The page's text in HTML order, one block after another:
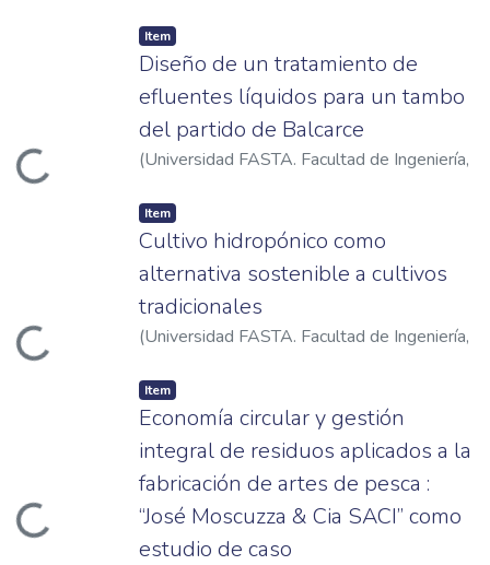
Item
Diseño de un tratamiento de
efluentes líquidos para un tambo
del partido de Balcarce
(Universidad FASTA. Facultad de Ingeniería,
Item
Cultivo hidropónico como
alternativa sostenible a cultivos
tradicionales
(Universidad FASTA. Facultad de Ingeniería,
Item
Economía circular y gestión
integral de residuos aplicados a la
fabricación de artes de pesca :
“José Moscuzza & Cia SACI” como
estudio de caso